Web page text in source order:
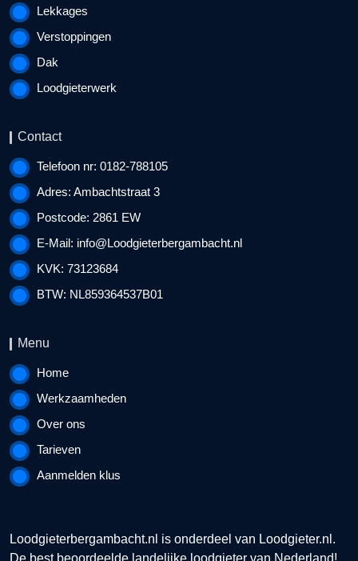
Lekkages
Verstoppingen
Dak
Loodgieterwerk
Contact
Telefoon nr: 0182-788105
Adres: Ambachtstraat 3
Postcode: 2861 EW
E-Mail: info@Loodgieterbergambacht.nl
KVK: 73123684
BTW: NL859364537B01
Menu
Home
Werkzaamheden
Over ons
Tarieven
Aanmelden klus
Loodgieterbergambacht.nl is onderdeel van Loodgieter.nl .
De best beoordeelde landelijke loodgieter van Nederland!